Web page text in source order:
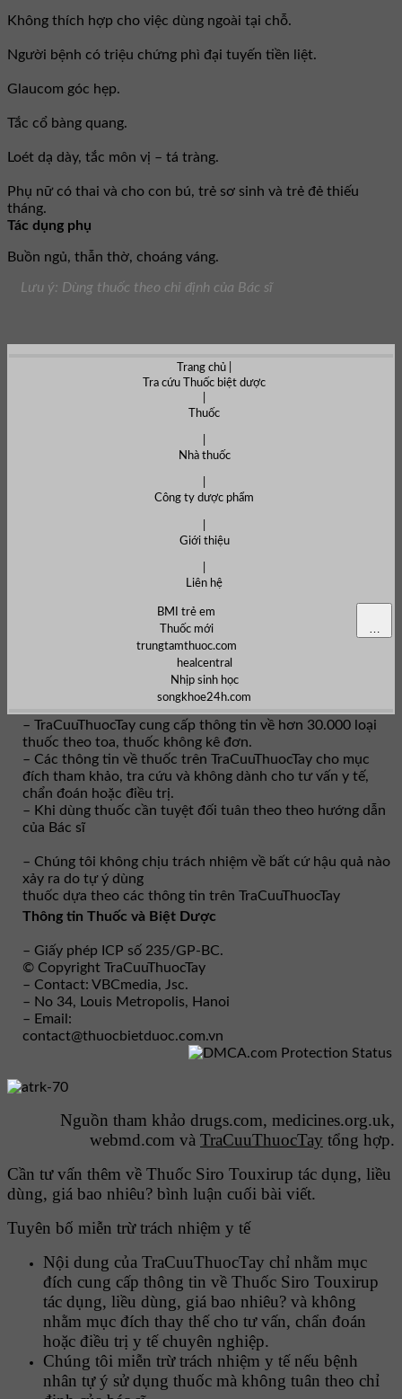
Không thích hợp cho việc dùng ngoài tại chỗ.
Người bệnh có triệu chứng phì đại tuyến tiền liệt.
Glaucom góc hẹp.
Tắc cổ bàng quang.
Loét dạ dày, tắc môn vị – tá tràng.
Phụ nữ có thai và cho con bú, trẻ sơ sinh và trẻ đẻ thiếu
tháng.
Tác dụng phụ
Buồn ngủ, thẫn thờ, choáng váng.
Lưu ý: Dùng thuốc theo chỉ định của Bác sĩ
Trang chủ |
Tra cứu Thuốc biệt dược
Thuốc
Nhà thuốc
Công ty dược phẩm
Giới thiệu
Liên hệ
…
BMI trẻ em
Thuốc mới
trungtamthuoc.com
healcentral
Nhịp sinh học
songkhoe24h.com
– TraCuuThuocTay cung cấp thông tin về hơn 30.000 loại
thuốc theo toa, thuốc không kê đơn.
– Các thông tin về thuốc trên TraCuuThuocTay cho mục
đích tham khảo, tra cứu và không dành cho tư vấn y tế,
chẩn đoán hoặc điều trị.
– Khi dùng thuốc cần tuyệt đối tuân theo theo hướng dẫn
của Bác sĩ
– Chúng tôi không chịu trách nhiệm về bất cứ hậu quả nào
xảy ra do tự ý dùng
thuốc dựa theo các thông tin trên TraCuuThuocTay
Thông tin Thuốc và Biệt Dược
– Giấy phép ICP số 235/GP-BC.
© Copyright TraCuuThuocTay
– Contact: VBCmedia, Jsc.
– No 34, Louis Metropolis, Hanoi
– Email:
contact@thuocbietduoc.com.vn
Nguồn tham khảo drugs.com, medicines.org.uk,
webmd.com và TraCuuThuocTay tổng hợp.
Cần tư vấn thêm về Thuốc Siro Touxirup tác dụng, liều
dùng, giá bao nhiêu? bình luận cuối bài viết.
Tuyên bố miễn trừ trách nhiệm y tế
Nội dung của TraCuuThuocTay chỉ nhằm mục
đích cung cấp thông tin về Thuốc Siro Touxirup
tác dụng, liều dùng, giá bao nhiêu? và không
nhằm mục đích thay thế cho tư vấn, chẩn đoán
hoặc điều trị y tế chuyên nghiệp.
Chúng tôi miễn trừ trách nhiệm y tế nếu bệnh
nhân tự ý sử dụng thuốc mà không tuân theo chỉ